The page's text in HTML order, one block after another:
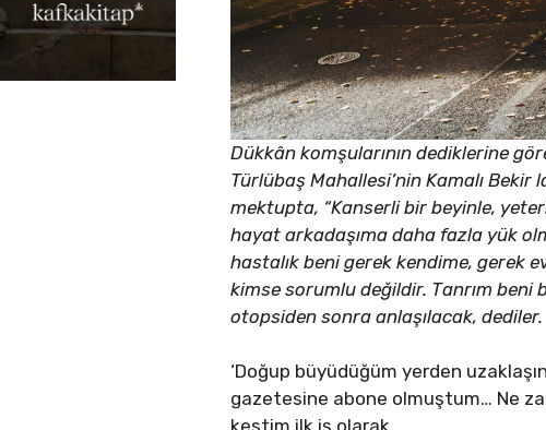
Dükkân komşularının dediklerine
Türlübaş Mahallesi’nin Kamalı Bekir
mektupta, “Kanserli bir beyinle,
hayat arkadaşıma daha fazla yük
hastalık beni gerek kendime, gerek
kimse sorumlu değildir. Tanrım beni
otopsiden sonra anlaşılacak, dediler.
‘Doğup büyüdüğüm yerden
gazetesine abone olmuştum… Ne